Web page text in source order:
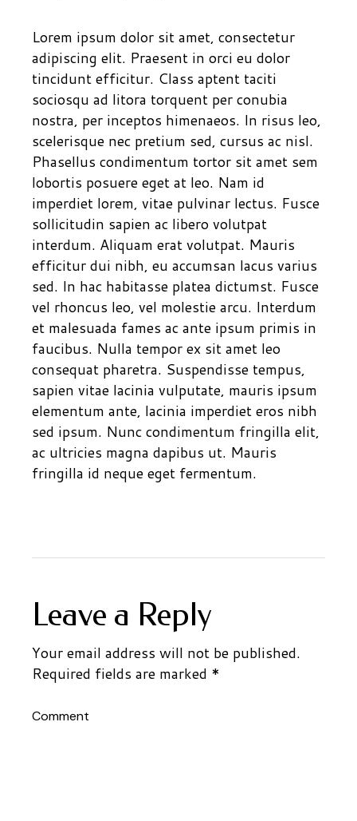
Lorem ipsum dolor sit amet, consectetur
adipiscing elit. Praesent in orci eu dolor
tincidunt efficitur. Class aptent taciti
sociosqu ad litora torquent per conubia
nostra, per inceptos himenaeos. In risus leo,
scelerisque nec pretium sed, cursus ac nisl.
Phasellus condimentum tortor sit amet sem
lobortis posuere eget at leo. Nam id
imperdiet lorem, vitae pulvinar lectus. Fusce
sollicitudin sapien ac libero volutpat
interdum. Aliquam erat volutpat. Mauris
efficitur dui nibh, eu accumsan lacus varius
sed. In hac habitasse platea dictumst. Fusce
vel rhoncus leo, vel molestie arcu. Interdum
et malesuada fames ac ante ipsum primis in
faucibus. Nulla tempor ex sit amet leo
consequat pharetra. Suspendisse tempus,
sapien vitae lacinia vulputate, mauris ipsum
elementum ante, lacinia imperdiet eros nibh
sed ipsum. Nunc condimentum fringilla elit,
ac ultricies magna dapibus ut. Mauris
fringilla id neque eget fermentum.
Leave a Reply
Your email address will not be published.
Required fields are marked *
Comment